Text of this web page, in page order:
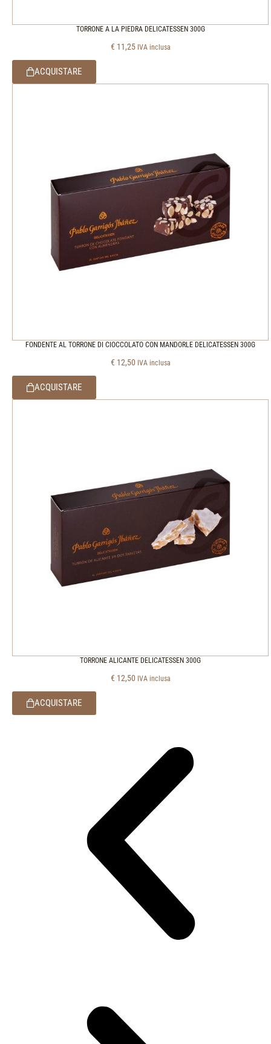
TORRONE A LA PIEDRA DELICATESSEN 300G
€ 11,25 IVA inclusa
ACQUISTARE
FONDENTE AL TORRONE DI CIOCCOLATO CON MANDORLE DELICATESSEN 300G
€ 12,50 IVA inclusa
ACQUISTARE
TORRONE ALICANTE DELICATESSEN 300G
€ 12,50 IVA inclusa
ACQUISTARE